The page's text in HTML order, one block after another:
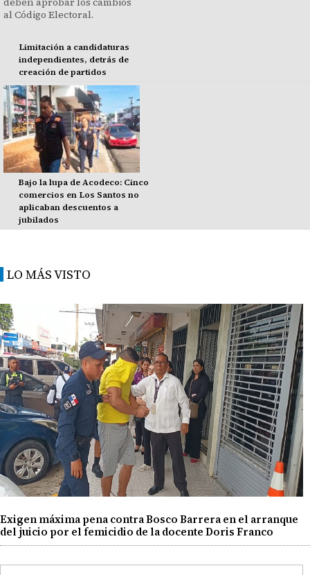
Limitación a candidaturas
independientes, detrás de
creación de partidos
Bajo la lupa de Acodeco: Cinco
comercios en Los Santos no
aplicaban descuentos a
jubilados
LO MÁS VISTO
Exigen máxima pena contra Bosco Barrera en el arranque
del juicio por el femicidio de la docente Doris Franco